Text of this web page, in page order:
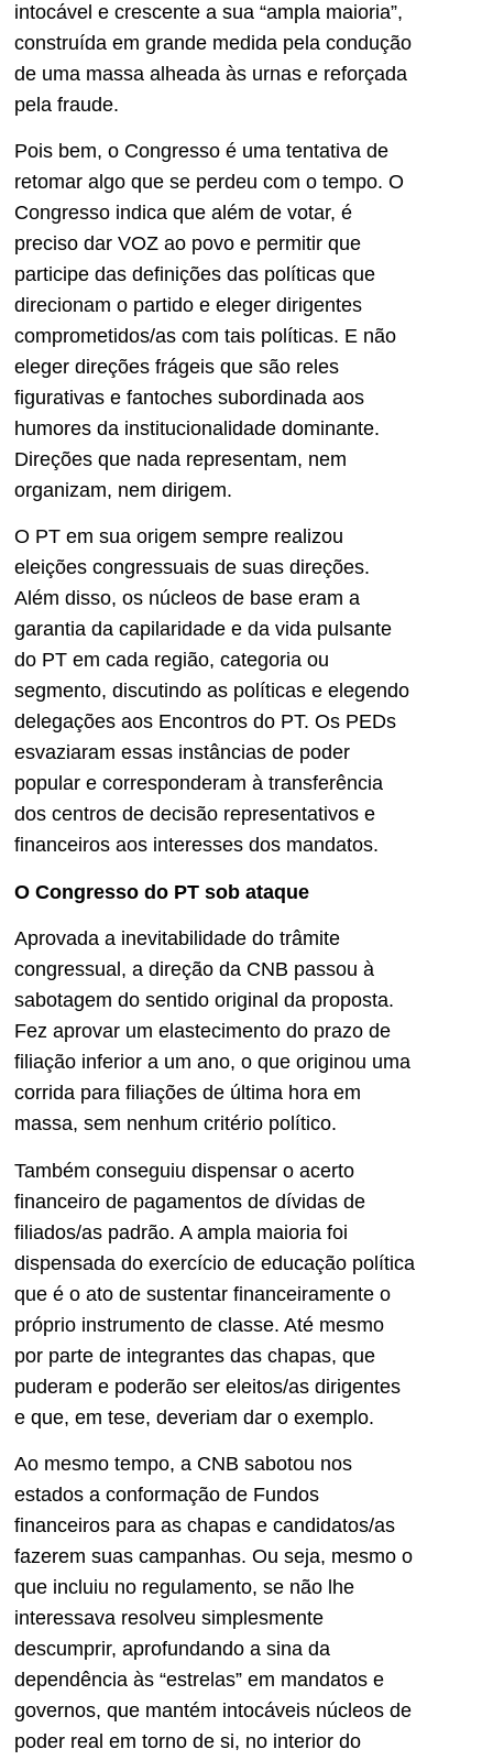
intocável e crescente a sua “ampla maioria”,
construída em grande medida pela condução
de uma massa alheada às urnas e reforçada
pela fraude.
Pois bem, o Congresso é uma tentativa de
retomar algo que se perdeu com o tempo. O
Congresso indica que além de votar, é
preciso dar VOZ ao povo e permitir que
participe das definições das políticas que
direcionam o partido e eleger dirigentes
comprometidos/as com tais políticas. E não
eleger direções frágeis que são reles
figurativas e fantoches subordinada aos
humores da institucionalidade dominante.
Direções que nada representam, nem
organizam, nem dirigem.
O PT em sua origem sempre realizou
eleições congressuais de suas direções.
Além disso, os núcleos de base eram a
garantia da capilaridade e da vida pulsante
do PT em cada região, categoria ou
segmento, discutindo as políticas e elegendo
delegações aos Encontros do PT. Os PEDs
esvaziaram essas instâncias de poder
popular e corresponderam à transferência
dos centros de decisão representativos e
financeiros aos interesses dos mandatos.
O Congresso do PT sob ataque
Aprovada a inevitabilidade do trâmite
congressual, a direção da CNB passou à
sabotagem do sentido original da proposta.
Fez aprovar um elastecimento do prazo de
filiação inferior a um ano, o que originou uma
corrida para filiações de última hora em
massa, sem nenhum critério político.
Também conseguiu dispensar o acerto
financeiro de pagamentos de dívidas de
filiados/as padrão. A ampla maioria foi
dispensada do exercício de educação política
que é o ato de sustentar financeiramente o
próprio instrumento de classe. Até mesmo
por parte de integrantes das chapas, que
puderam e poderão ser eleitos/as dirigentes
e que, em tese, deveriam dar o exemplo.
Ao mesmo tempo, a CNB sabotou nos
estados a conformação de Fundos
financeiros para as chapas e candidatos/as
fazerem suas campanhas. Ou seja, mesmo o
que incluiu no regulamento, se não lhe
interessava resolveu simplesmente
descumprir, aprofundando a sina da
dependência às “estrelas” em mandatos e
governos, que mantém intocáveis núcleos de
poder real em torno de si, no interior do